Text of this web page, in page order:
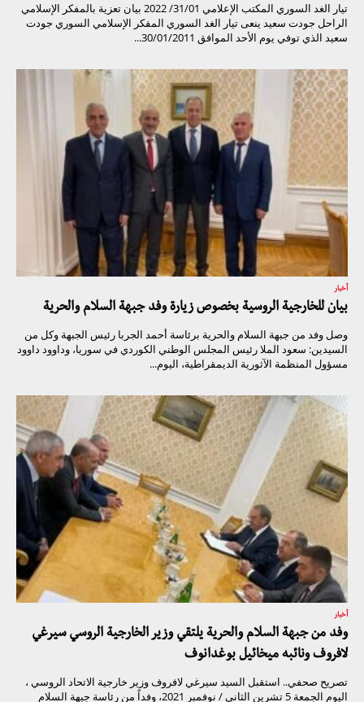
تيار الغد السوري المكتب الإعلامي 31/01/ 2022 بيان تعزية بالمفكر الإسلامي
الراحل جودت سعيد ينعى تيار الغد السوري المفكر الإسلامي السوري جودت
سعيد الذي توفي يوم الأحد الموافق 30/01/2011...
أخبار
بيان للخارجية الروسية بخصوص زيارة وفد جبهة السلام والحرية
وصل وفد من جبهة السلام والحرية برئاسة أحمد الجربا رئيس الجبهة وكل من
السيدين: سعود الملا رئيس المجلس الوطني الكوردي في سوريا، وداوود داوود
مسؤول المنظمة الآثورية الديمقراطية، اليوم...
أخبار
وفد من جبهة السلام والحرية يلتقي وزير الخارجية الروسي سيرغي
لافروف ونائبه ميخائيل بوغدانوف
تصريح صحفي.. استقبل السيد سيرغي لافروف وزير خارجية الاتحاد الروسي ،
اليوم الجمعة 5 تشرين الثاني / نوفمبر 2021، وفداً من رئاسة جبهة السلام